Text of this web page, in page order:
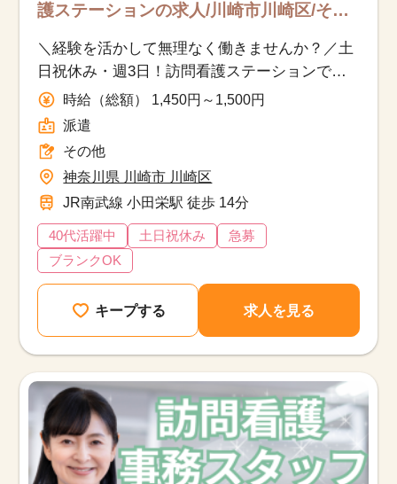
護ステーションの求人/川崎市川崎区/その
＼経験を活かして無理なく働きませんか？／土
日祝休み・週3日！訪問看護ステーションでの
事務経験を活かせるお仕事です！
時給（総額） 1,450円～1,500円
派遣
その他
神奈川県 川崎市 川崎区
JR南武線 小田栄駅 徒歩 14分
40代活躍中 土日祝休み
急募
ブランクOK
キープする 求人を見る